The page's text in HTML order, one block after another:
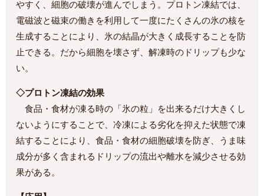
やすく、細胞の破壊が進んでしまう。プロトン凍結では、
電磁波と磁束の働きを利用して一度にたくさんの氷の核を
生成することにより、氷の結晶が大きく成長することを防
止できる。だから細胞を壊さず、解凍時のドリップも少な
い。
◇プロトン凍結の効果
食品・食材が凍る時の「氷の粒」を出来るだけ大きくし
ないようにすることで、冷凍による劣化を抑えた状態で凍
結することにより、食品・食材の細胞破壊を防ぎ、うま味
成分が多く含まれるドリップの流出や離水を減少させる効
果がある。